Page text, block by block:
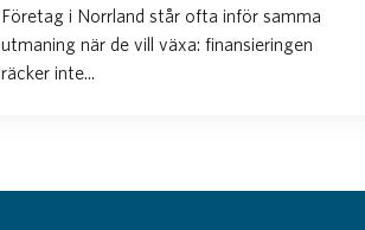
Företag i Norrland står ofta inför samma
utmaning när de vill växa: finansieringen
räcker inte...